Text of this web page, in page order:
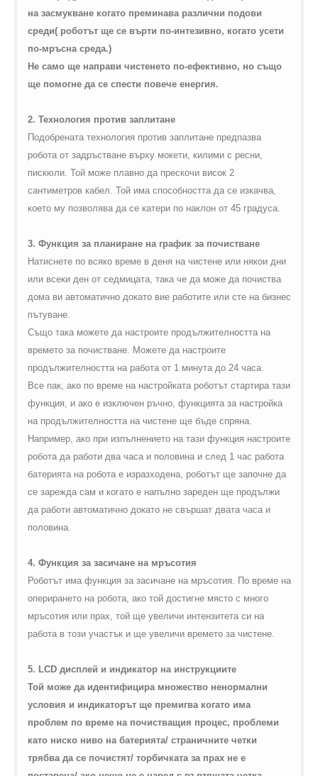
на засмукване когато преминава различни подови
среди( роботът ще се върти по-интезивно, когато усети
по-мръсна среда.)
Не само ще направи чистенето по-ефективно, но също
ще помогне да се спести повече енергия.
2. Технология против заплитане
Подобрената технология против заплитане предпазва
робота от задръстване върху мокети, килими с ресни,
пискюли. Той може плавно да прескочи висок 2
сантиметров кабел. Той има способността да се изкачва,
което му позволява да се катери по наклон от 45 градуса.
3. Функция за планиране на график за почистване
Натиснете по всяко време в деня на чистене или някои дни
или всеки ден от седмицата, така че да може да почиства
дома ви автоматично докато вие работите или сте на бизнес
пътуване.
Също така можете да настроите продължителността на
времето за почистване. Можете да настроите
продължителността на работа от 1 минута до 24 часа.
Все пак, ако по време на настройката роботът стартира тази
функция, и ако е изключен ръчно, функцията за настройка
на продължителността на чистене ще бъде спряна.
Например, ако при изпълнението на тази функция настроите
робота да работи два часа и половина и след 1 час работа
батерията на робота е изразходена, роботът ще започне да
се зарежда сам и когато е напълно зареден ще продължи
да работи автоматично докато не свършат двата часа и
половина.
4. Функция за засичане на мръсотия
Роботът има функция за засичане на мръсотия. По време на
оперирането на робота, ако той достигне място с много
мръсотия или прах, той ще увеличи интензитета си на
работа в този участък и ще увеличи времето за чистене.
5. LCD дисплей и индикатор на инструкциите
Той може да идентифицира множество ненормални
условия и индикаторът ще премигва когато има
проблем по време на почистващия процес, проблеми
като ниско ниво на батерията/ страничните четки
трябва да се почистят/ торбичката за прах не е